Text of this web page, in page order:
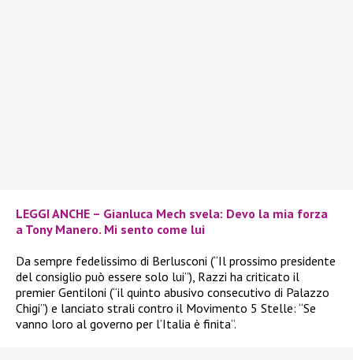
LEGGI ANCHE – Gianluca Mech svela: Devo la mia forza
a Tony Manero. Mi sento come lui
Da sempre fedelissimo di Berlusconi (“Il prossimo presidente
del consiglio può essere solo lui”), Razzi ha criticato il
premier Gentiloni (“il quinto abusivo consecutivo di Palazzo
Chigi”) e lanciato strali contro il Movimento 5 Stelle: “Se
vanno loro al governo per l’Italia è finita”.